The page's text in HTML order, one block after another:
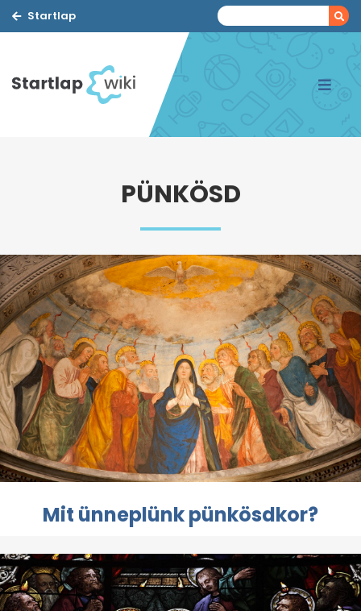
Startlap
PÜNKÖSD
Mit ünneplünk pünkösdkor?